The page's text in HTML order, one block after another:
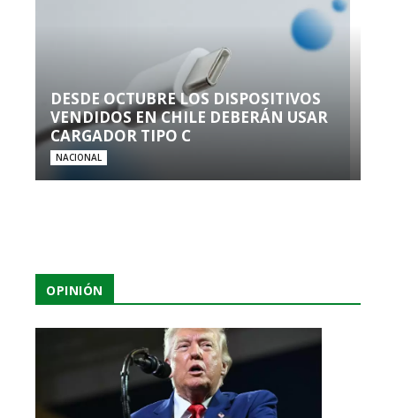
DESDE OCTUBRE LOS DISPOSITIVOS
VENDIDOS EN CHILE DEBERÁN USAR
CARGADOR TIPO C
NACIONAL
OPINIÓN